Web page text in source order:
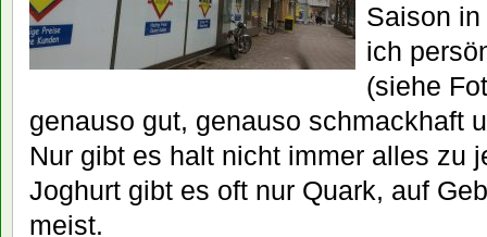
Saison
ich
(siehe
genauso gut, genauso schmackhaft
Nur gibt es halt nicht immer alles zu
Joghurt gibt es oft nur Quark, auf
meist.